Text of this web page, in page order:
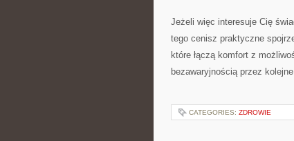
Jeżeli więc interesuje Cię
tego cenisz praktyczne
które łączą komfort z
bezawaryjnością przez
CATEGORIES: ZDROWIE